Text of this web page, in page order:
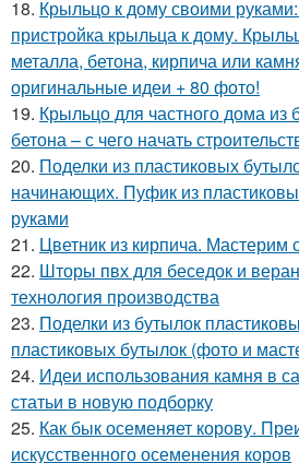
18. Крыльцо к дому своими
пристройка крыльца к дому.
металла, бетона, кирпича или
оригинальные идеи + 80 фото!
19. Крыльцо для частного дома из
бетона – с чего начать
20. Поделки из пластиковых
начинающих. Пуфик из
руками
21. Цветник из кирпича. Мастерим
22. Шторы пвх для беседок и
технология производства
23. Поделки из бутылок
пластиковых бутылок (фото и
24. Идеи использования камня в
статьи в новую подборку
25. Как бык осеменяет корову.
искусственного осеменения коров